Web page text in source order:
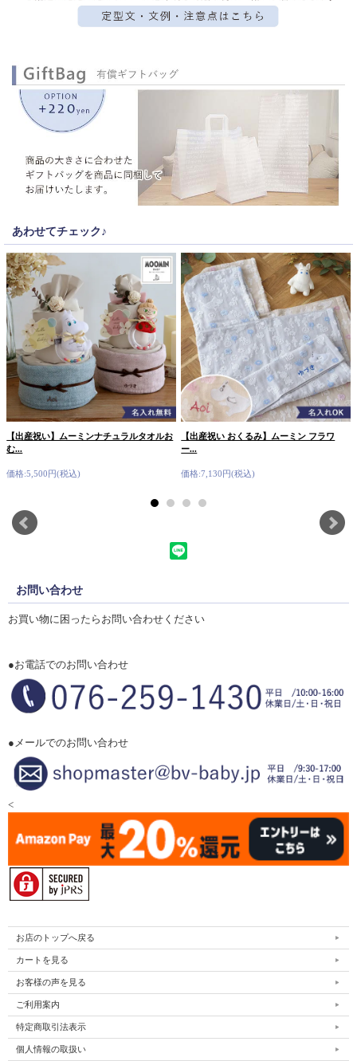
あわせてチェック♪
【出産祝い】ムーミンナチュラルタオルお
む...
価格:5,500円(税込)
【出産祝い おくるみ】ムーミン フラワ
ー...
価格:7,130円(税込)
お問い合わせ
お買い物に困ったらお問い合わせください
●お電話でのお問い合わせ
●メールでのお問い合わせ
<
お店のトップへ戻る
カートを見る
お客様の声を見る
ご利用案内
特定商取引法表示
個人情報の取扱い